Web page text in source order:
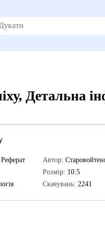
Детальна
Реферат
Автор:
Розмір: 10.5
Скачувань: 2241